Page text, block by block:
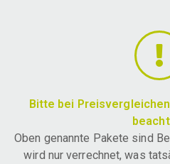
Bitte bei
Oben genannte Pakete sind
wird nur verrechnet, was